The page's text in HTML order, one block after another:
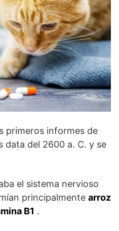
primeros informes de
data del 2600 a. C. y se
el sistema nervioso
principalmente arroz
B1 .